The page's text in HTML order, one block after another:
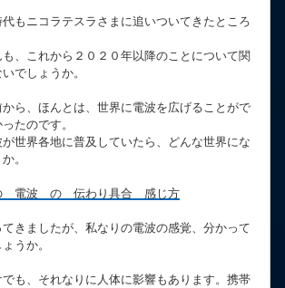
もニコラテスラさまに追いついてきたところ
、これから２０２０年以降のことについて関
でしょうか。
から、ほんとは、世界に電波を広げることがで
たのです。
世界各地に普及していたら、どんな世界にな
。
電波 の 伝わり具合 感じ方
きましたが、私なりの電波の感覚、分かって
うか。
も、それなりに人体に影響もあります。携帯